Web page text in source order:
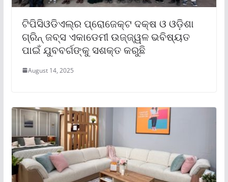
ଟିପିସିଓଡିଏଲ୍‌ର ପ୍ରୋଜେକ୍ଟ ଦକ୍ଷ ଓ ଓଡ଼ିଶା
ଗ୍ରିନ୍ ଜବ୍‌ସ ଏକାଡେମୀ ଉଜ୍ଜ୍ୱଳ ଭବିଷ୍ୟତ
ପାଇଁ ଯୁବବର୍ଗଙ୍କୁ ସଶକ୍ତ କରୁଛି
August 14, 2025